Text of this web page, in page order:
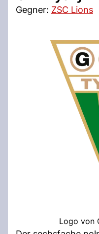
Gegner: ZSC Lions
Logo von